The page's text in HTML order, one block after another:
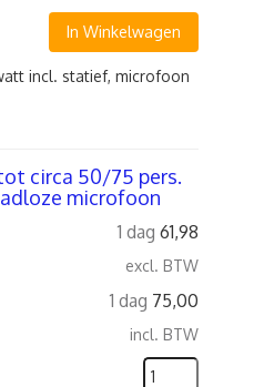
In Winkelwagen
incl. statief, microfoon
circa 50/75 pers.
microfoon
1 dag 61,98
excl. BTW
1 dag 75,00
incl. BTW